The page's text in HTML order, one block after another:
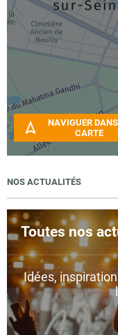
NAVIGUER
CARTE
NOS ACTUALITÉS
Toutes nos
Idées,